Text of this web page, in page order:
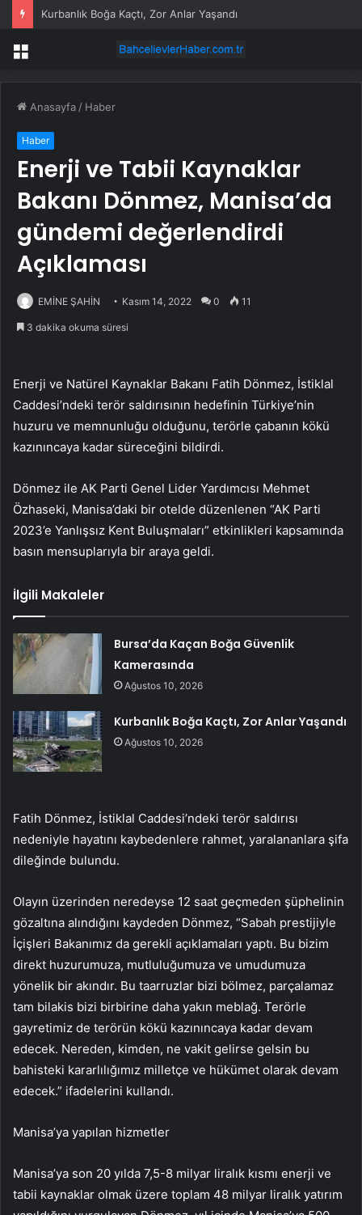
Kurbanlık Boğa Kaçtı, Zor Anlar Yaşandı
Menü
Anasayfa / Haber
Haber
Enerji ve Tabii Kaynaklar
Bakanı Dönmez, Manisa’da
gündemi değerlendirdi
Açıklaması
EMİNE ŞAHİN Kasım 14, 2022 0 11
3 dakika okuma süresi
Enerji ve Natürel Kaynaklar Bakanı Fatih Dönmez, İstiklal
Caddesi’ndeki terör saldırısının hedefinin Türkiye’nin
huzuru ve memnunluğu olduğunu, terörle çabanın kökü
kazınıncaya kadar süreceğini bildirdi.
Dönmez ile AK Parti Genel Lider Yardımcısı Mehmet
Özhaseki, Manisa’daki bir otelde düzenlenen “AK Parti
2023’e Yanlışsız Kent Buluşmaları” etkinlikleri kapsamında
basın mensuplarıyla bir araya geldi.
İlgili Makaleler
Bursa’da Kaçan Boğa Güvenlik
Kamerasında
Ağustos 10, 2026
Kurbanlık Boğa Kaçtı, Zor Anlar Yaşandı
Ağustos 10, 2026
Fatih Dönmez, İstiklal Caddesi’ndeki terör saldırısı
nedeniyle hayatını kaybedenlere rahmet, yaralananlara şifa
dileğinde bulundu.
Olayın üzerinden neredeyse 12 saat geçmeden şüphelinin
gözaltına alındığını kaydeden Dönmez, “Sabah prestijiyle
İçişleri Bakanımız da gerekli açıklamaları yaptı. Bu bizim
direkt huzurumuza, mutluluğumuza ve umudumuza
yönelik bir akındır. Bu taarruzlar bizi bölmez, parçalamaz
tam bilakis bizi birbirine daha yakın meblağ. Terörle
gayretimiz de terörün kökü kazınıncaya kadar devam
edecek. Nereden, kimden, ne vakit gelirse gelsin bu
bahisteki kararlılığımız milletçe ve hükümet olarak devam
edecek.” ifadelerini kullandı.
Manisa’ya yapılan hizmetler
Manisa’ya son 20 yılda 7,5-8 milyar liralık kısmı enerji ve
tabii kaynaklar olmak üzere toplam 48 milyar liralık yatırım